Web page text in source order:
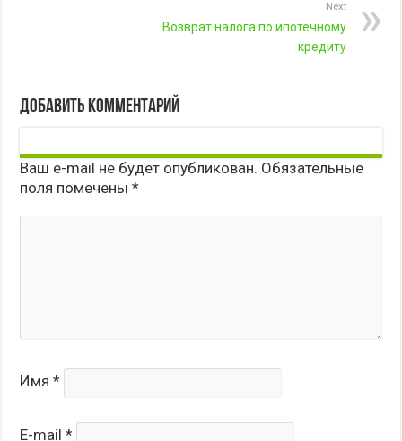
Next
Возврат налога по ипотечному
кредиту
Добавить комментарий
Ваш e-mail не будет опубликован. Обязательные
поля помечены*
Имя*
E-mail*